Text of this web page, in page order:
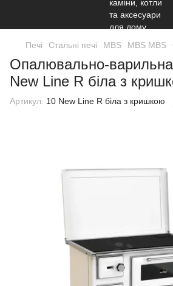
Печі Стальні печі MBS MBS MBS
Опалювально-варильна
New Line R біла з
Артикул: 10 New Line R біла з кришкою